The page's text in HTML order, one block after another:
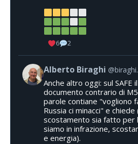
6 2
Alberto Biraghi
Anche altro oggi: sul SAFE
documento contrario di
parole contiane "vogliono
Russia ci minacci" e chiede
scostamento sia fatto per
siamo in infrazione,
e energia).